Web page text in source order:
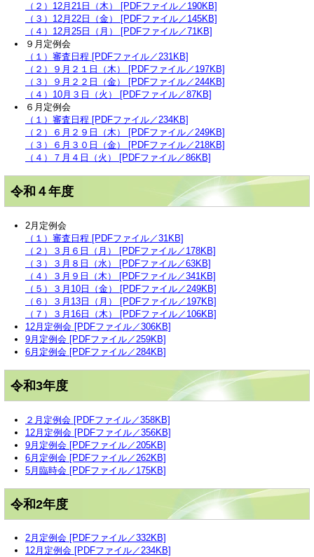
（２）12月21日（木） [PDFファイル／190KB]
（３）12月22日（金） [PDFファイル／145KB]
（４）12月25日（月） [PDFファイル／71KB]
９月定例会
（１）審査日程 [PDFファイル／231KB]
（２）９月２１日（木） [PDFファイル／197KB]
（３）９月２２日（金） [PDFファイル／244KB]
（４）10月３日（火） [PDFファイル／87KB]
６月定例会
（１）審査日程 [PDFファイル／234KB]
（２）６月２９日（木） [PDFファイル／249KB]
（３）６月３０日（金） [PDFファイル／218KB]
（４）７月４日（火） [PDFファイル／86KB]
令和４年度
2月定例会
（１）審査日程 [PDFファイル／31KB]
（２）３月６日（月） [PDFファイル／178KB]
（３）３月８日（水） [PDFファイル／63KB]
（４）３月９日（木） [PDFファイル／341KB]
（５）３月10日（金） [PDFファイル／249KB]
（６）３月13日（月） [PDFファイル／197KB]
（７）３月16日（木） [PDFファイル／106KB]
12月定例会 [PDFファイル／306KB]
9月定例会 [PDFファイル／259KB]
6月定例会 [PDFファイル／284KB]
令和3年度
２月定例会 [PDFファイル／358KB]
12月定例会 [PDFファイル／356KB]
9月定例会 [PDFファイル／205KB]
6月定例会 [PDFファイル／262KB]
5月臨時会 [PDFファイル／175KB]
令和2年度
2月定例会 [PDFファイル／332KB]
12月定例会 [PDFファイル／234KB]